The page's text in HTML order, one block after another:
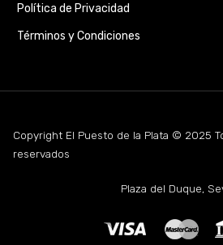
Política de Privacidad
Términos y Condiciones
Copyright El Puesto de la Plata © 2025
reservados
Plaza del Duque,